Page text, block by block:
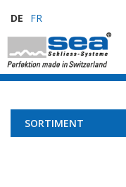
DE FR
SORTIMENT